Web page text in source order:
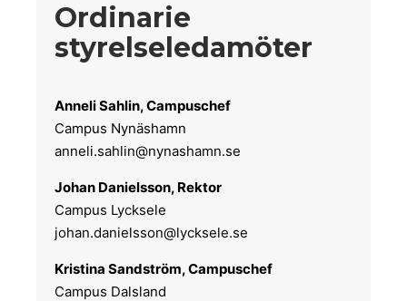
Ordinarie
styrelseledamöter
Anneli Sahlin, Campuschef
Campus Nynäshamn
anneli.sahlin@nynashamn.se
Johan Danielsson, Rektor
Campus Lycksele
johan.danielsson@lycksele.se
Kristina Sandström, Campuschef
Campus Dalsland